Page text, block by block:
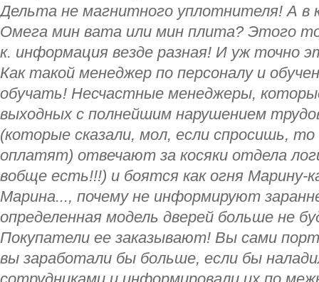
Дельта не магнитного уплотнителя! А в
Омега мин вата или мин плита? Этого
к. информация везде разная! И уж точно
Как такой менеджер по персоналу и
обучать! Несчастные менеджеры,
выходных с полнейшим нарушением
(которые сказали, мол, если спросишь,
оплатят) отвечают за косяки отдела
вобще есть!!!) и боятся как огня Марину-
Марина..., почему не информируют
определенная модель дверей больше не
Покупатели ее заказывают! Вы сами
вы заработали бы больше, если бы